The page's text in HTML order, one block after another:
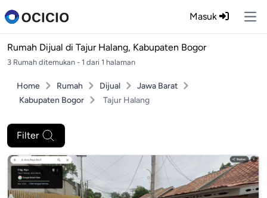
Masuk
Rumah Dijual di Tajur Halang, Kabupaten Bogor
3 Rumah ditemukan - 1 dari 1 halaman
Home Rumah Dijual
Jawa Barat
Kabupaten Bogor
Tajur Halang
Filter